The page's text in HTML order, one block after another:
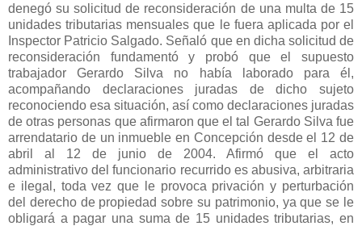
denegó su solicitud de reconsideración de una multa de 15
unidades tributarias mensuales que le fuera aplicada por el
Inspector Patricio Salgado. Señaló que en dicha solicitud de
reconsideración fundamentó y probó que el supuesto
trabajador Gerardo Silva no había laborado para él,
acompañando declaraciones juradas de dicho sujeto
reconociendo esa situación, así como declaraciones juradas
de otras personas que afirmaron que el tal Gerardo Silva fue
arrendatario de un inmueble en Concepción desde el 12 de
abril al 12 de junio de 2004. Afirmó que el acto
administrativo del funcionario recurrido es abusiva, arbitraria
e ilegal, toda vez que le provoca privación y perturbación
del derecho de propiedad sobre su patrimonio, ya que se le
obligará a pagar una suma de 15 unidades tributarias, en